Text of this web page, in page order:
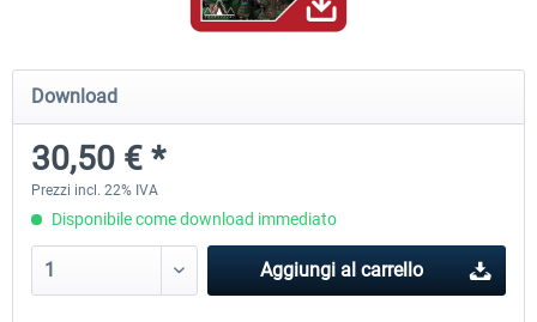
Mega Airport Frankfurt V2.0
30,71 € *
Mega Airport Berlin
Download
30,50 € *
Prezzi incl. 22% IVA
Disponibile come download immediato
Aggiungi al carrello